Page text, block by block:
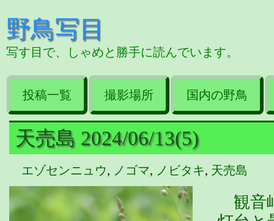
野鳥写目
写す目で、しゃめと勝手に読んでいます。
投稿一覧 撮影場所 国内の野鳥
天売島 2024/06/13(5)
エゾセンニュウ, ノゴマ, ノビタキ, 天売島
観音